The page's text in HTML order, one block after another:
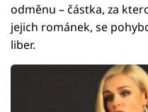
odměnu – částka, za
jejich románek, se
liber.